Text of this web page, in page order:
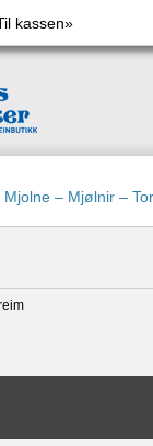
kassen»
Mjolne – Mjølnir –